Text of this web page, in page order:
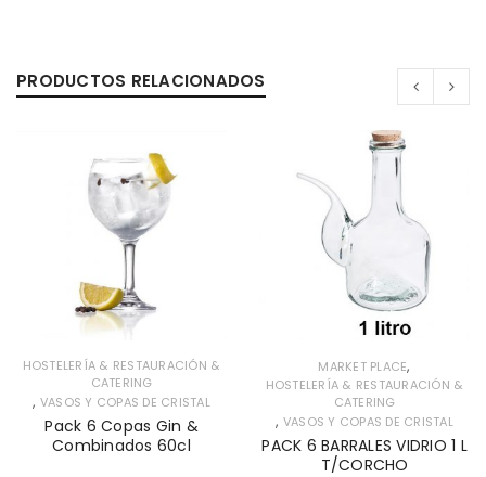
PRODUCTOS RELACIONADOS
HOSTELERÍA & RESTAURACIÓN &
CATERING
, VASOS Y COPAS DE CRISTAL
Pack 6 Copas Gin &
Combinados 60cl
MARKET PLACE,
HOSTELERÍA & RESTAURACIÓN &
CATERING
, VASOS Y COPAS DE CRISTAL
PACK 6 BARRALES VIDRIO 1 L
T/CORCHO